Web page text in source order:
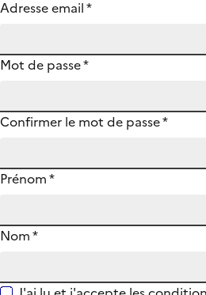
Adresse email*
Mot de passe*
Confirmer le mot de passe*
Prénom*
Nom*